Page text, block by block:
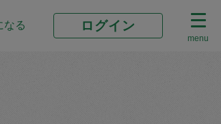
なる ログイン
menu